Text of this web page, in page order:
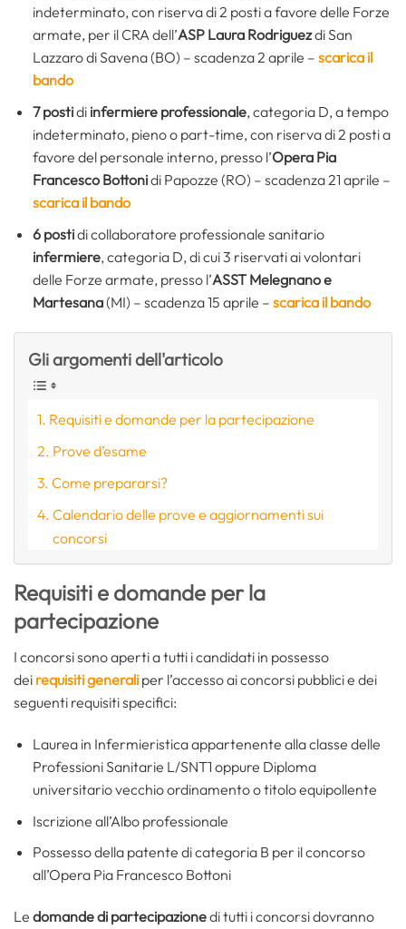
indeterminato, con riserva di 2 posti a favore delle Forze
armate, per il CRA dell’ASP Laura Rodriguezdi San
Lazzaro di Savena (BO) – scadenza 2 aprile – scarica il
bando
7 postidiinfermiere professionale, categoria D, a tempo
indeterminato, pieno o part-time, con riserva di 2 posti a
favore del personale interno, presso l’Opera Pia
Francesco Bottonidi Papozze (RO) – scadenza 21 aprile –
scarica il bando
6 postidi collaboratore professionale sanitario
infermiere, categoria D, di cui 3 riservati ai volontari
delle Forze armate, presso l’ASST Melegnano e
Martesana(MI) – scadenza 15 aprile – scarica il bando
Gli argomenti dell'articolo
Requisiti e domande per la partecipazione
Prove d’esame
Come prepararsi?
Calendario delle prove e aggiornamenti sui
concorsi
Requisiti e domande per la
partecipazione
I concorsi sono aperti a tutti i candidati in possesso
dei requisiti generali per l’accesso ai concorsi pubblici e dei
seguenti requisiti specifici:
Laurea in Infermieristica appartenente alla classe delle
Professioni Sanitarie L/SNT1 oppure Diploma
universitario vecchio ordinamento o titolo equipollente
Iscrizione all’Albo professionale
Possesso della patente di categoria B per il concorso
all’Opera Pia Francesco Bottoni
Le domande di partecipazionedi tutti i concorsi dovranno